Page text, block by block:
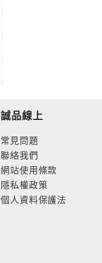
誠品線上
常見問題
聯絡我們
網站使用條款
隱私權政策
個人資料保護法